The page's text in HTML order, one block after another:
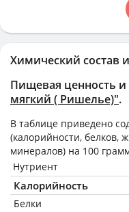
Химический состав
Пищевая ценность
мягкий ( Ришелье)".
В таблице приведено
(калорийности, белков,
минералов) на 100
Нутриент
Калорийность
Белки